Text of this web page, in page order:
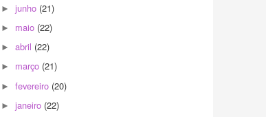
►junho (21)
► maio (22)
►abril (22)
► março (21)
►fevereiro (20)
►janeiro (22)